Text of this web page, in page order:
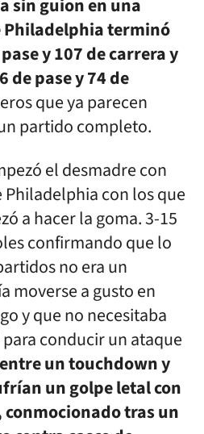
sin guion en una
terminó
y 107 de carrera y
de pase y 74 de
que ya parecen
partido completo.
el desmadre con
con los que
a hacer la goma. 3-15
confirmando que lo
no era un
moverse a gusto en
y que no necesitaba
para conducir un ataque
entre un touchdown y
un golpe letal con
conmocionado tras un